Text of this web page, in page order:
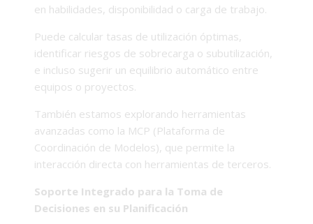
en habilidades, disponibilidad o carga de trabajo.
Puede calcular tasas de utilización óptimas,
identificar riesgos de sobrecarga o subutilización,
e incluso sugerir un equilibrio automático entre
equipos o proyectos.
También estamos explorando herramientas
avanzadas como la MCP (Plataforma de
Coordinación de Modelos), que permite la
interacción directa con herramientas de terceros.
Soporte Integrado para la Toma de
Decisiones en su Planificación